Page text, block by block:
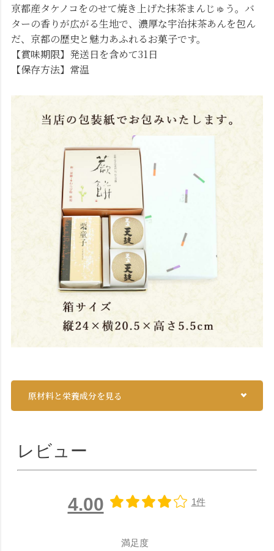
京都産タケノコをのせて焼き上げた抹茶まんじゅう。バ
ターの香りが広がる生地で、濃厚な宇治抹茶あんを包ん
だ、京都の歴史と魅力あふれるお菓子です。
【賞味期限】発送日を含めて31日
【保存方法】常温
原材料と栄養成分を見る
レビュー
4.00 1件
満足度